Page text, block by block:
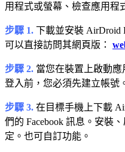
用程式或螢幕、檢查應用程
步驟 1. 下載並安裝 AirDroid
可以直接訪問其網頁版：
步驟 2. 當您在裝置上啟動應
登入前，您必須先建立帳號
步驟 3. 在目標手機上下載
們的 Facebook 訊息。安裝
定。也可自訂功能。